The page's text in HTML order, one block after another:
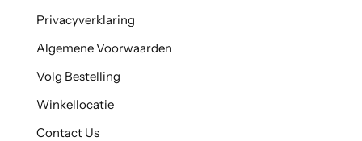
Privacyverklaring
Algemene Voorwaarden
Volg Bestelling
Winkellocatie
Contact Us